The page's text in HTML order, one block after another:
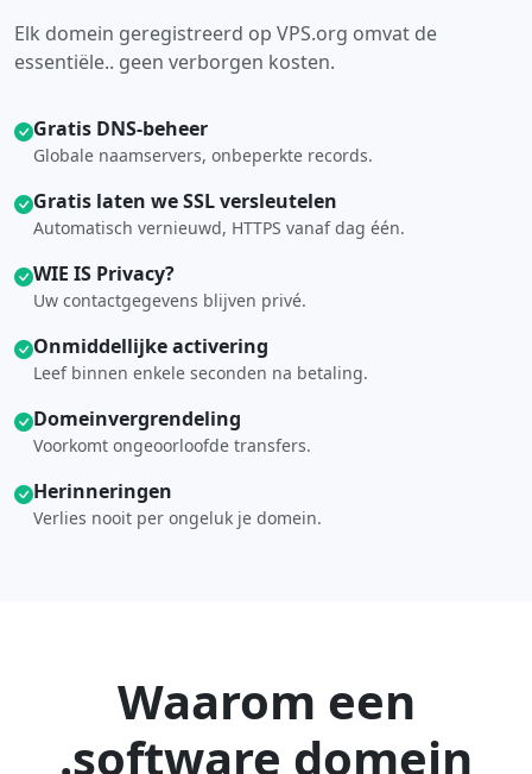
Elk domein geregistreerd op VPS.org omvat de
essentiële.. geen verborgen kosten.
Gratis DNS-beheer
Globale naamservers, onbeperkte records.
Gratis laten we SSL versleutelen
Automatisch vernieuwd, HTTPS vanaf dag één.
WIE IS Privacy?
Uw contactgegevens blijven privé.
Onmiddellijke activering
Leef binnen enkele seconden na betaling.
Domeinvergrendeling
Voorkomt ongeoorloofde transfers.
Herinneringen
Verlies nooit per ongeluk je domein.
Waarom een
.software domein